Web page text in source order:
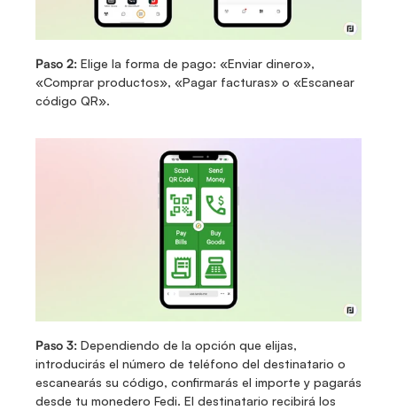
Paso 2: Elige la forma de pago: «Enviar dinero»,
«Comprar productos», «Pagar facturas» o «Escanear
código QR».
Paso 3: Dependiendo de la opción que elijas,
introducirás el número de teléfono del destinatario o
escanearás su código, confirmarás el importe y pagarás
desde tu monedero Fedi. El destinatario recibirá los